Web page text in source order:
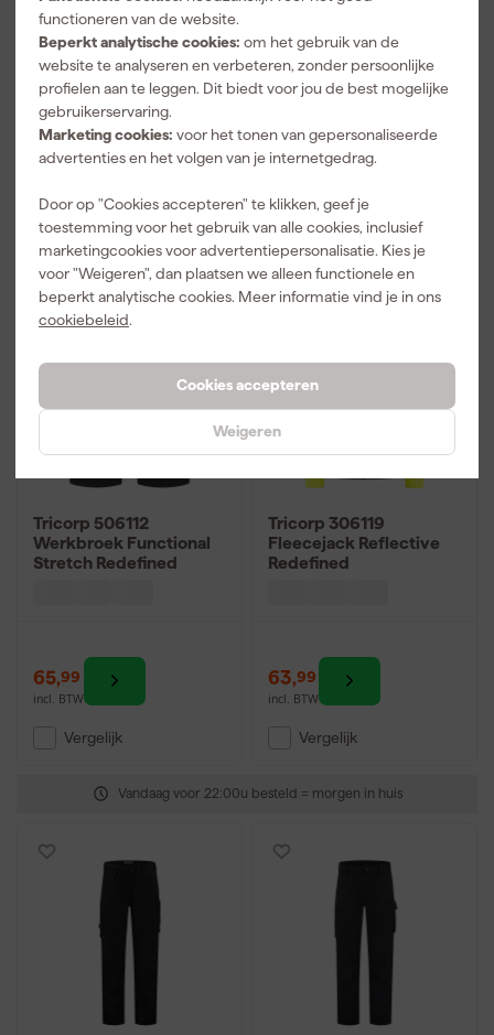
functioneren van de website.
Beperkt analytische cookies: om het gebruik van de
website te analyseren en verbeteren, zonder persoonlijke
profielen aan te leggen. Dit biedt voor jou de best mogelijke
gebruikerservaring.
Marketing cookies: voor het tonen van gepersonaliseerde
advertenties en het volgen van je internetgedrag.
Door op "Cookies accepteren" te klikken, geef je
toestemming voor het gebruik van alle cookies, inclusief
marketingcookies voor advertentiepersonalisatie. Kies je
voor "Weigeren", dan plaatsen we alleen functionele en
beperkt analytische cookies. Meer informatie vind je in ons
cookiebeleid.
Cookies accepteren
Weigeren
Vandaag voor 22:00u besteld = morgen in huis
Tricorp 406110
Bodywarmer High Vis
Redefined
incl. BTW
Vergelijk
werkbroek Functional
Stretch
incl. BTW
Vergelijk
Tricorp 506112
Werkbroek Functional
Stretch Redefined
65,99
incl. BTW
Vergelijk
Tricorp 306119
Fleecejack Reflective
Redefined
63,99
incl. BTW
Vergelijk